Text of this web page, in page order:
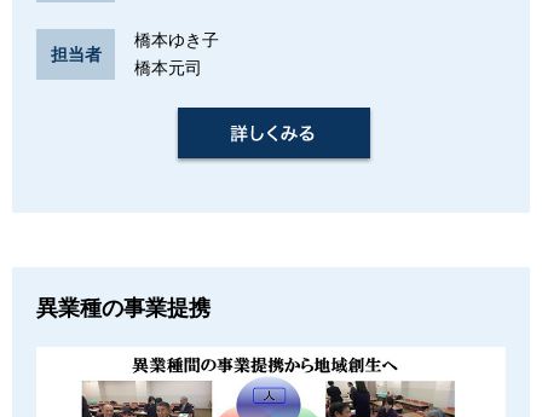
担当者
橋本ゆき子
橋本元司
異業種の事業提携